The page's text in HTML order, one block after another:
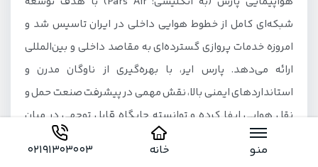
منو خانه 02191303003
شبکه‌ای کامل از خطوط هوایی داخلی در ایران تاسیس شد و
امروزه خدمات پروازی گسترده‌ای به مقاصد داخلی و بین‌المللی
ارائه می‌دهد. پارس ایر، با بهره‌گیری از ناوگان مدرن و
استانداردهای ایمنی بالا، نقش مهمی در پیشرفت صنعت حمل و
نقل هوایی ایفا کرده و توانسته جایگاه قابل توجهی در میان
مسافران کسب کند.